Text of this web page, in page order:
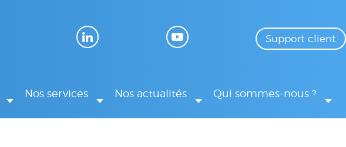
Support client
Nos services Nos actualités Qui sommes-nous ?